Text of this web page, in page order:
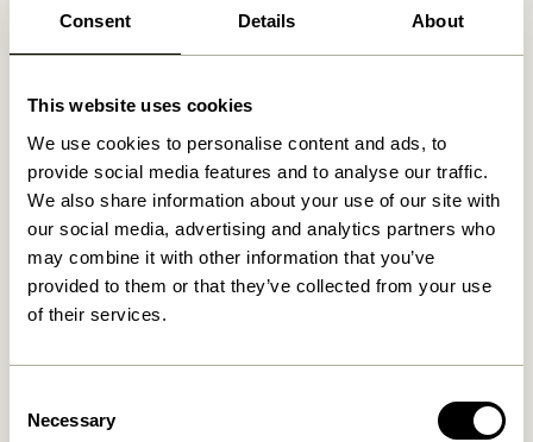
Consent Details About
This website uses cookies
We use cookies to personalise content and ads, to
provide social media features and to analyse our traffic.
We also share information about your use of our site with
our social media, advertising and analytics partners who
may combine it with other information that you’ve
provided to them or that they’ve collected from your use
of their services.
Selection
Necessary
Ähnliche Produkte
Naturfarben
In den warenkorb